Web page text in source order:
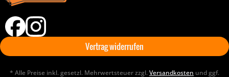
Vertrag widerrufen
* Alle Preise inkl. gesetzl. Mehrwertsteuer zzgl.Versandkosten und ggf.